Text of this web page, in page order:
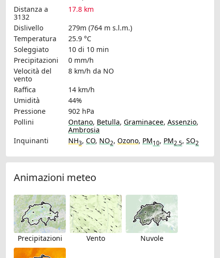
Distanza a
3132
17.8 km
Dislivello
279m (764 m s.l.m.)
Temperatura
25.9 °C
Soleggiato
10 di 10 min
Precipitazioni
0 mm/h
Velocità del
vento
8 km/h da NO
Raffica
14 km/h
Umidità
44%
Pressione
902 hPa
Pollini
Ontano, Betulla, Graminacee, Assenzio,
Ambrosia
Inquinanti
NH3, CO, NO2, Ozono, PM10, PM2.5, SO2
Animazioni meteo
Precipitazioni Vento Nuvole